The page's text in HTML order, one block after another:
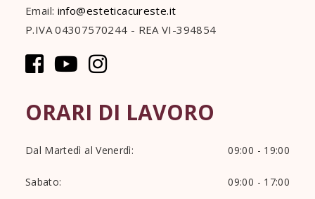
Email: info@esteticacureste.it
P.IVA 04307570244 - REA VI-394854
ORARI DI LAVORO
Dal Martedì al Venerdì: 09:00 - 19:00
Sabato: 09:00 - 17:00